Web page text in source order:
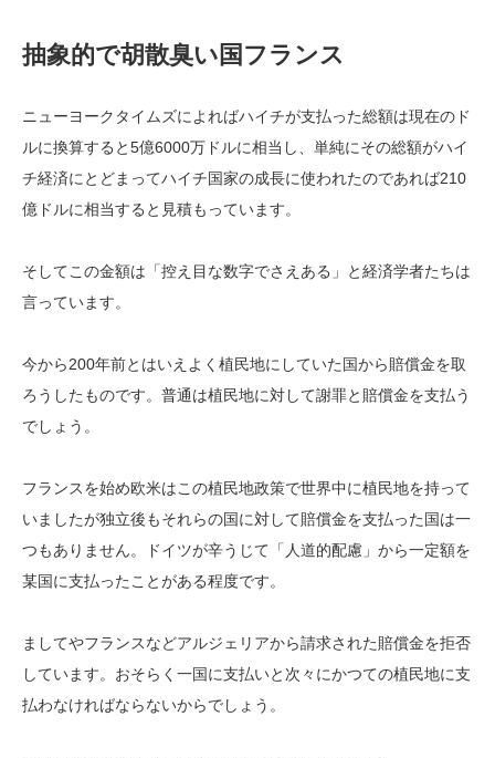
抽象的で胡散臭い国フランス
ニューヨークタイムズによればハイチが支払った総額は現在のド
ルに換算すると5億6000万ドルに相当し、単純にその総額がハイ
チ経済にとどまってハイチ国家の成長に使われたのであれば210
億ドルに相当すると見積もっています。
そしてこの金額は「控え目な数字でさえある」と経済学者たちは
言っています。
今から200年前とはいえよく植民地にしていた国から賠償金を取
ろうしたものです。普通は植民地に対して謝罪と賠償金を支払う
でしょう。
フランスを始め欧米はこの植民地政策で世界中に植民地を持って
いましたが独立後もそれらの国に対して賠償金を支払った国は一
つもありません。ドイツが辛うじて「人道的配慮」から一定額を
某国に支払ったことがある程度です。
ましてやフランスなどアルジェリアから請求された賠償金を拒否
しています。おそらく一国に支払いと次々にかつての植民地に支
払わなければならないからでしょう。